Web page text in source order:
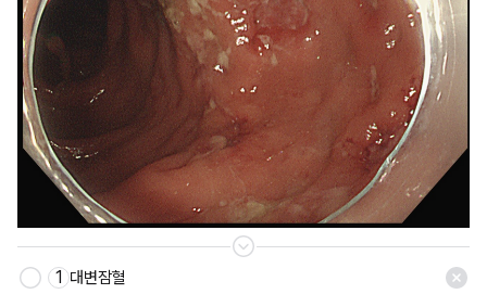
1 대변잠혈